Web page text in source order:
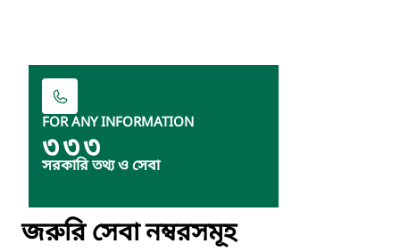
FOR ANY INFORMATION
৩৩৩
সরকারি তথ্য ও সেবা
জরুরি সেবা নম্বরসমূহ